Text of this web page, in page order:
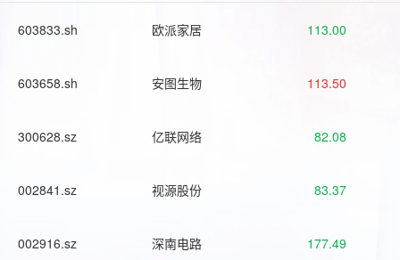
603833.sh 欧派家居 113.00
603658.sh 安图生物 113.50
300628.sz 亿联网络 82.08
002841.sz 视源股份 83.37
002916.sz 深南电路 177.49